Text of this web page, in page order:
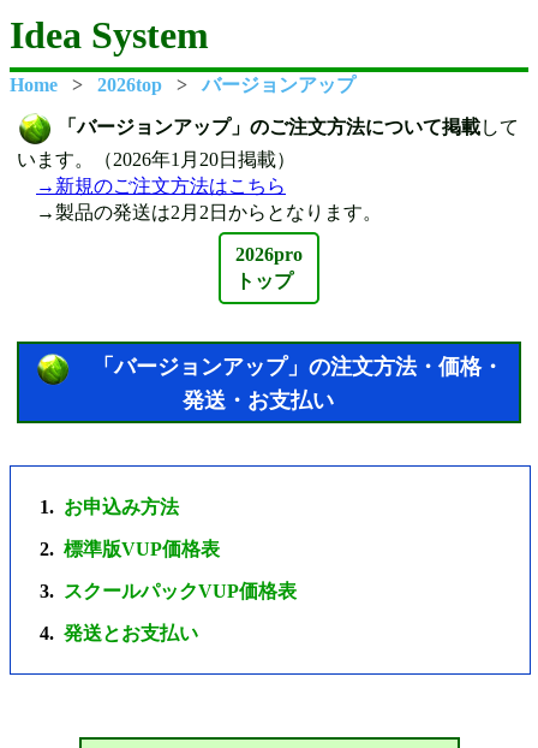
Idea System
Home 2026top バージョンアップ
「バージョンアップ」のご注文方法について掲載して
います。（2026年1月20日掲載）
→新規のご注文方法はこちら
→製品の発送は2月2日からとなります。
2026pro
トップ
「バージョンアップ」の注文方法・価格・
発送・お支払い
お申込み方法
標準版VUP価格表
スクールパックVUP価格表
発送とお支払い